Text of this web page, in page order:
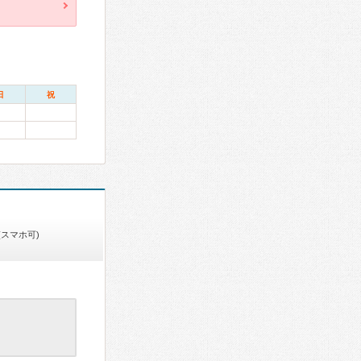
祝
マホ可)